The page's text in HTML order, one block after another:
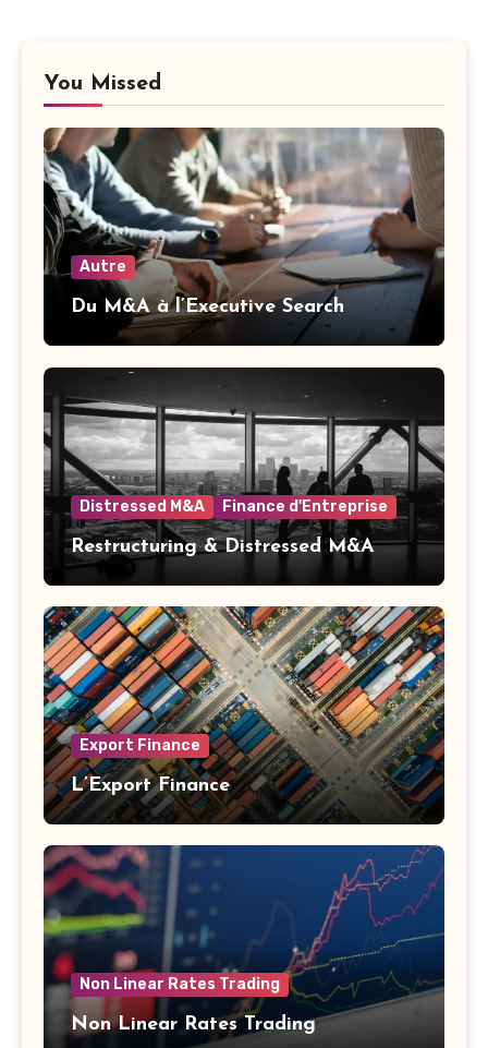
You Missed
Autre
Du M&A à l’Executive Search
Distressed M&A Finance d'Entreprise
Restructuring & Distressed M&A
Export Finance
L’Export Finance
Non Linear Rates Trading
Non Linear Rates Trading